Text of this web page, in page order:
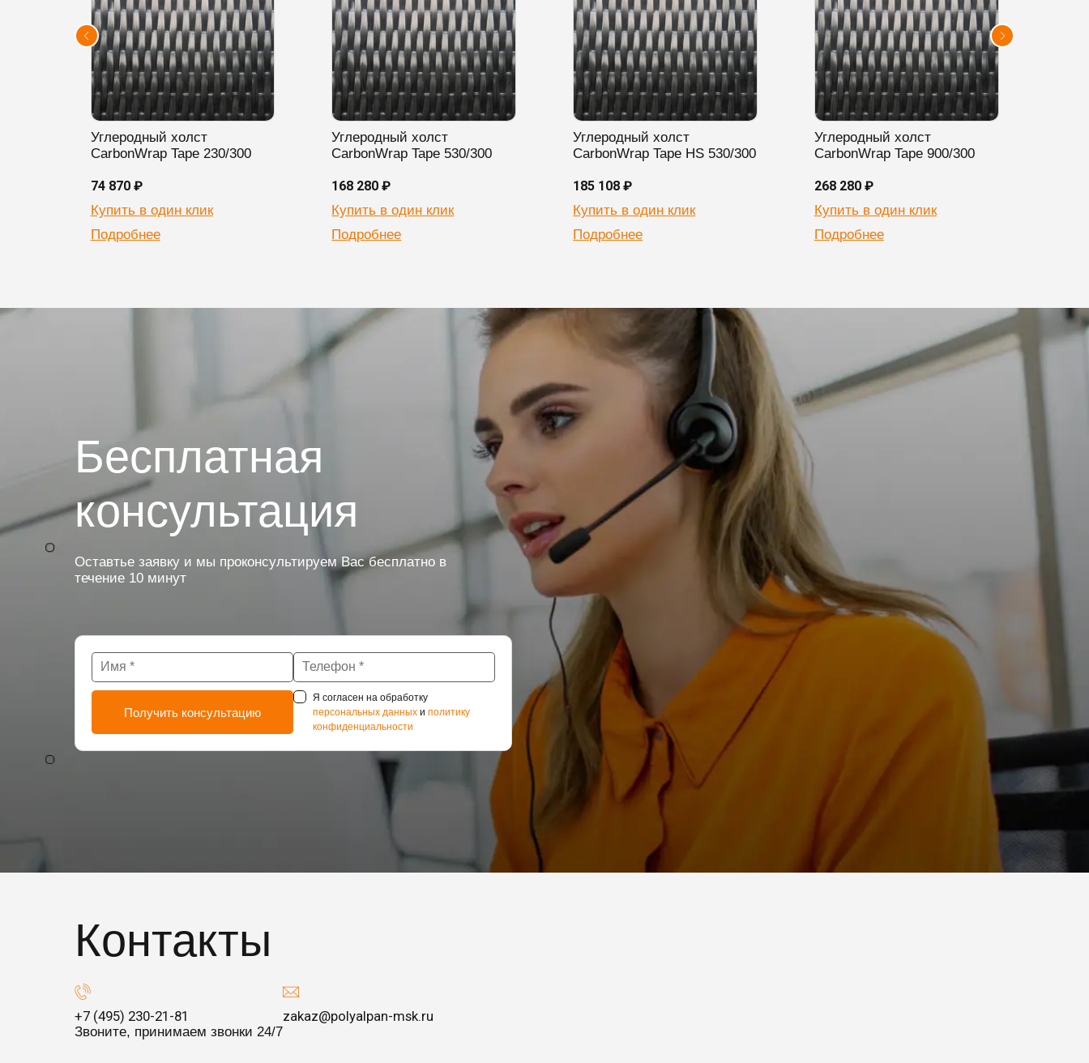
Углеродный холст
CarbonWrap Tape 230/300
74 870 ₽
Купить в один клик
Подробнее
Углеродный холст
CarbonWrap Tape 530/300
168 280 ₽
Купить в один клик
Подробнее
Углеродный холст
CarbonWrap Tape HS 530/300
185 108 ₽
Купить в один клик
Подробнее
Углеродный холст
CarbonWrap Tape 900/300
268 280 ₽
Купить в один клик
Подробнее
Бесплатная
консультация
Оставтье заявку и мы проконсультируем Вас бесплатно в
течение 10 минут
Я согласен на обработку
персональных данныхи политику
конфиденциальности
Контакты
+7 (495) 230-21-81
Звоните, принимаем звонки 24/7
zakaz@polyalpan-msk.ru